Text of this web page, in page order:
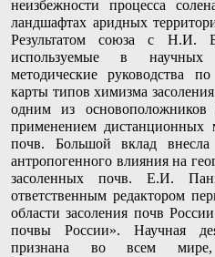
неизбежности процесса
ландшафтах аридных
Результатом союза с Н.И.
используемые в
методические руководства
карты типов химизма
одним из основоположников
применением дистанционных
почв. Большой вклад
антропогенного влияния на
засоленных почв. Е.И.
ответственным редактором
области засоления почв
почвы России». Научная
признана во всем